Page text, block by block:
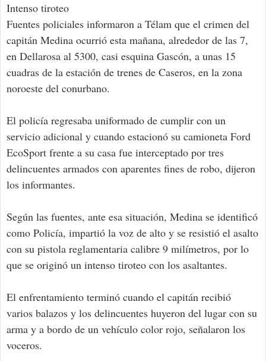
Intenso tiroteo
Fuentes policiales informaron a Télam que el crimen del
capitán Medina ocurrió esta mañana, alrededor de las 7,
en Dellarosa al 5300, casi esquina Gascón, a unas 15
cuadras de la estación de trenes de Caseros, en la zona
noroeste del conurbano.
El policía regresaba uniformado de cumplir con un
servicio adicional y cuando estacionó su camioneta Ford
EcoSport frente a su casa fue interceptado por tres
delincuentes armados con aparentes fines de robo, dijeron
los informantes.
Según las fuentes, ante esa situación, Medina se identificó
como Policía, impartió la voz de alto y se resistió el asalto
con su pistola reglamentaria calibre 9 milímetros, por lo
que se originó un intenso tiroteo con los asaltantes.
El enfrentamiento terminó cuando el capitán recibió
varios balazos y los delincuentes huyeron del lugar con su
arma y a bordo de un vehículo color rojo, señalaron los
voceros.